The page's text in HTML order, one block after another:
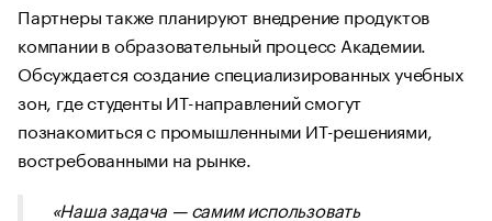
Партнеры также планируют внедрение продуктов
компании в образовательный процесс Академии.
Обсуждается создание специализированных учебных
зон, где студенты ИТ-направлений смогут
познакомиться с промышленными ИТ-решениями,
востребованными на рынке.
«Наша задача — самим использовать